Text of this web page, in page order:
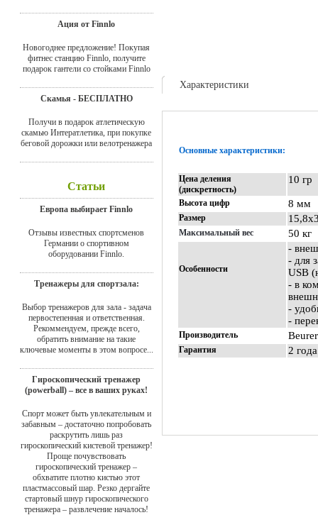
Ация от Finnlo
Новогоднее предложение! Покупая
фитнес станцию Finnlo, получите
подарок гантели со стойками Finnlo
Скамья - БЕСПЛАТНО
Получи в подарок атлетическую
скамью Интератлетика, при покупке
беговой дорожки или велотренажера
Статьи
Европа выбирает Finnlo
Отзывы известных спортсменов
Германии о спортивном
оборудовании Finnlo.
Тренажеры для спортзала:
Выбор тренажеров для зала - задача
первостепенная и ответственная.
Рекоммендуем, прежде всего,
обратить внимание на такие
ключевые моменты в этом вопросе...
Гироскопический тренажер
(powerball) – все в ваших руках!
Спорт может быть увлекательным и
забавным – достаточно попробовать
раскрутить лишь раз
гироскопический кистевой тренажер!
Проще почувствовать
гироскопический тренажер –
обхватите плотно кистью этот
пластмассовый шар. Резко дергайте
стартовый шнур гироскопического
тренажера – развлечение началось!
Характеристики
Основные характеристики:
Цена деления
(дискретность)
10 гр
Высота цифр 8 мм
Размер
Максимальный вес 50 кг
Особенности
-
- для
USB
- в
-
-
Производитель
Гарантия 2 года